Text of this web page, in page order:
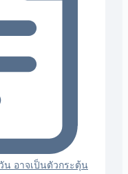
น อาจเป็นตัวกระตุ้น